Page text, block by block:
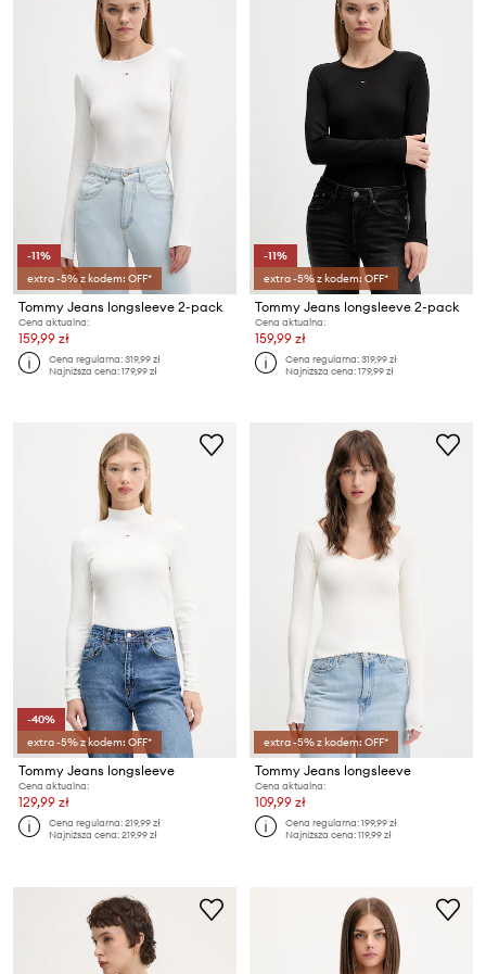
-11%
extra -5% z kodem: OFF*
Tommy Jeans longsleeve 2-pack
Cena aktualna:
159,99 zł
Cena regularna:319,99 zł
Najniższa cena:179,99 zł
-11%
extra -5% z kodem: OFF*
Tommy Jeans longsleeve 2-pack
Cena aktualna:
159,99 zł
Cena regularna:319,99 zł
Najniższa cena:179,99 zł
-40%
extra -5% z kodem: OFF*
Tommy Jeans longsleeve
Cena aktualna:
129,99 zł
Cena regularna:219,99 zł
Najniższa cena:219,99 zł
extra -5% z kodem: OFF*
Tommy Jeans longsleeve
Cena aktualna:
109,99 zł
Cena regularna:199,99 zł
Najniższa cena:119,99 zł